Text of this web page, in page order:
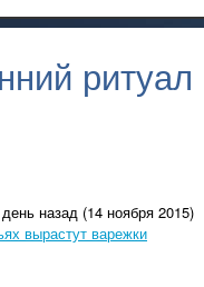
назад (14 ноября 2015)
вырастут варежки